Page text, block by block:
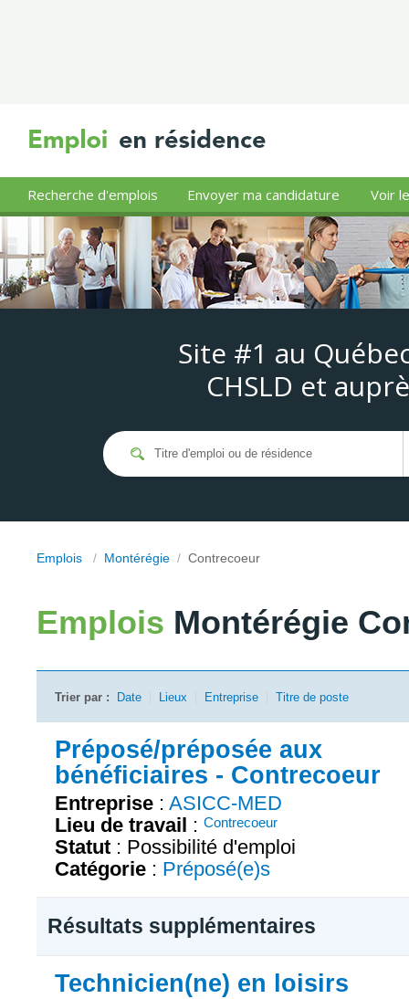
Recherche d'emplois Envoyer ma candidature Voir
Site #1 au
CHSLD et
Emplois / Montérégie / Contrecoeur
Emplois Montérégie
Trier par : Date Lieux Entreprise Titre de poste
Préposé/préposée aux
bénéficiaires - Contrecoeur
Entreprise : ASICC-MED
Lieu de travail : Contrecoeur
Statut : Possibilité d'emploi
Catégorie : Préposé(e)s
Résultats supplémentaires
Technicien(ne) en loisirs